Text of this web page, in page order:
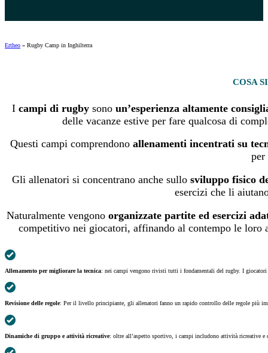
Ertheo » Rugby Camp in Inghilterra
COSA
I campi di rugby sono un’esperienza altamente
delle vacanze estive per fare qualcosa di
Questi campi comprendono allenamenti incentrati su
per
Gli allenatori si concentrano anche sullo sviluppo fisico
esercizi che li
Naturalmente vengono organizzate partite ed esercizi
competitivo nei giocatori, affinando al contempo le loro
Allenamento per migliorare la tecnica: nei campi vengono rivisti tutti i fondamentali del rugby. I
Revisione delle regole: Per il livello principiante, gli allenatori fanno un rapido controllo delle regole più
Dinamiche di gruppo e attività ricreative: oltre all’aspetto sportivo, i campi includono attività ricreative